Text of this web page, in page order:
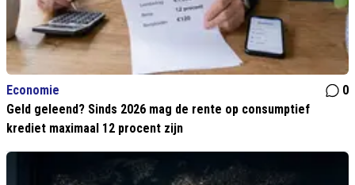
Economie
0
Geld geleend? Sinds 2026 mag de rente op consumptief
krediet maximaal 12 procent zijn